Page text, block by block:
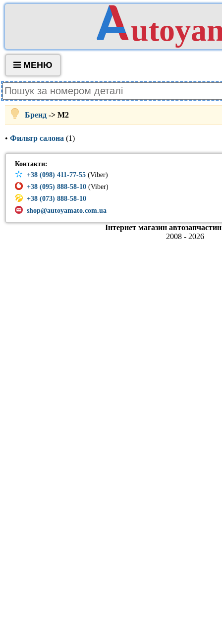
МЕНЮ
Бренд -> M2
• Фильтр салона (1)
Контакти:
+38 (098) 411-77-55 (Viber)
+38 (095) 888-58-10 (Viber)
+38 (073) 888-58-10
shop@autoyamato.com.ua
Інтернет магазин
2008 - 2026